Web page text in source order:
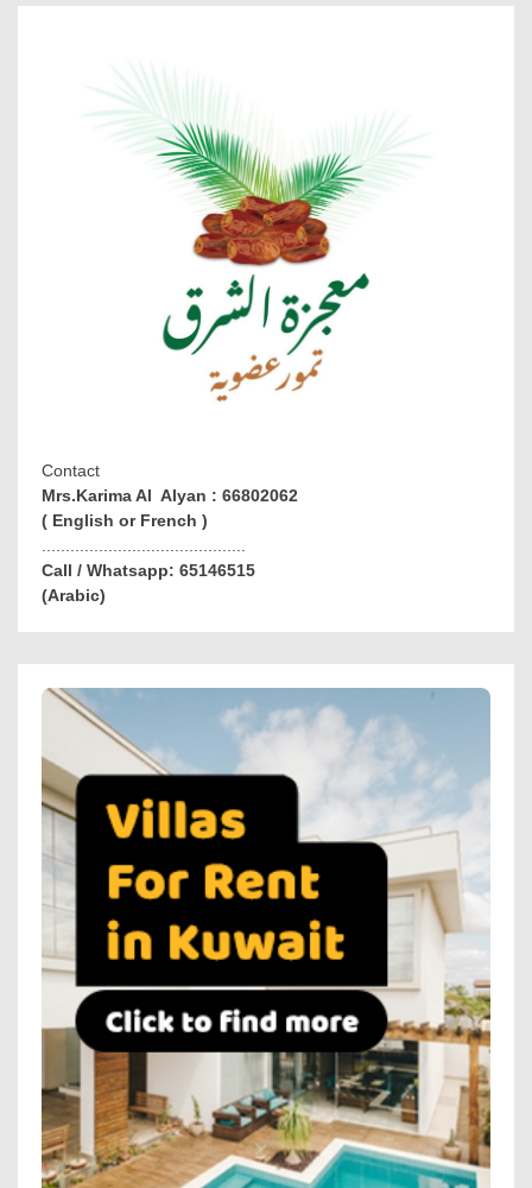
Contact
Mrs.Karima Al Alyan : 66802062
( English or French )
Call / Whatsapp: 65146515
(Arabic)